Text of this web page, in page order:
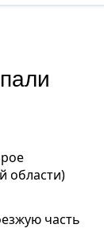
области)
часть